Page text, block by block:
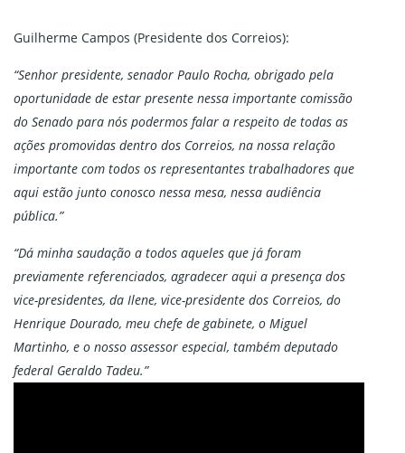
Guilherme Campos (Presidente dos Correios):
“Senhor presidente, senador Paulo Rocha, obrigado pela
oportunidade de estar presente nessa importante comissão
do Senado para nós podermos falar a respeito de todas as
ações promovidas dentro dos Correios, na nossa relação
importante com todos os representantes trabalhadores que
aqui estão junto conosco nessa mesa, nessa audiência
pública.”
“Dá minha saudação a todos aqueles que já foram
previamente referenciados, agradecer aqui a presença dos
vice-presidentes, da Ilene, vice-presidente dos Correios, do
Henrique Dourado, meu chefe de gabinete, o Miguel
Martinho, e o nosso assessor especial, também deputado
federal Geraldo Tadeu.”